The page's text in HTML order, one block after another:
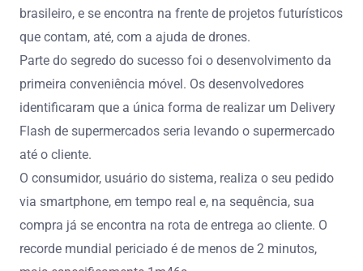
brasileiro, e se encontra na frente de projetos futurísticos
que contam, até, com a ajuda de drones.
Parte do segredo do sucesso foi o desenvolvimento da
primeira conveniência móvel. Os desenvolvedores
identificaram que a única forma de realizar um Delivery
Flash de supermercados seria levando o supermercado
até o cliente.
O consumidor, usuário do sistema, realiza o seu pedido
via smartphone, em tempo real e, na sequência, sua
compra já se encontra na rota de entrega ao cliente. O
recorde mundial periciado é de menos de 2 minutos,